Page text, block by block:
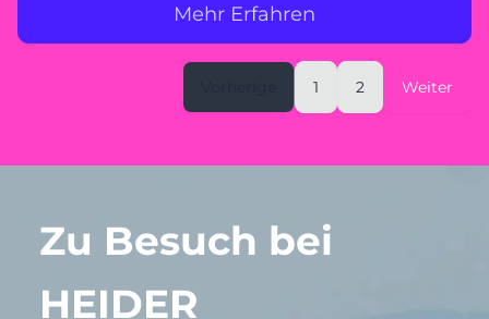
Mehr Erfahren
1 2 Weiter
Zu Besuch bei
HEIDER